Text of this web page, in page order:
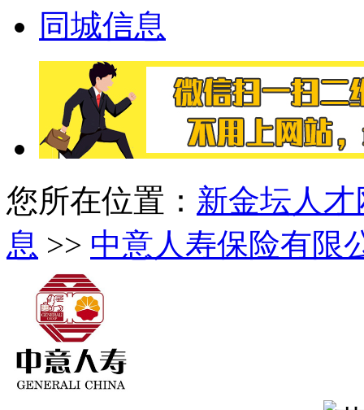
同城信息
您所在位置： 新金坛人才
息 >> 中意人寿保险有限